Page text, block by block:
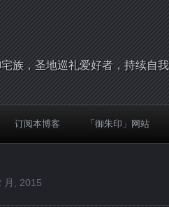
族，圣地巡礼爱好者，持续自
订阅本博客 「御朱印」网站
月, 2015